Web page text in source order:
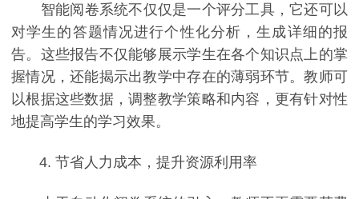
智能阅卷系统不仅仅是一个评分工具，它还可以
对学生的答题情况进行个性化分析，生成详细的报
告。这些报告不仅能够展示学生在各个知识点上的掌
握情况，还能揭示出教学中存在的薄弱环节。教师可
以根据这些数据，调整教学策略和内容，更有针对性
地提高学生的学习效果。
4. 节省人力成本，提升资源利用率